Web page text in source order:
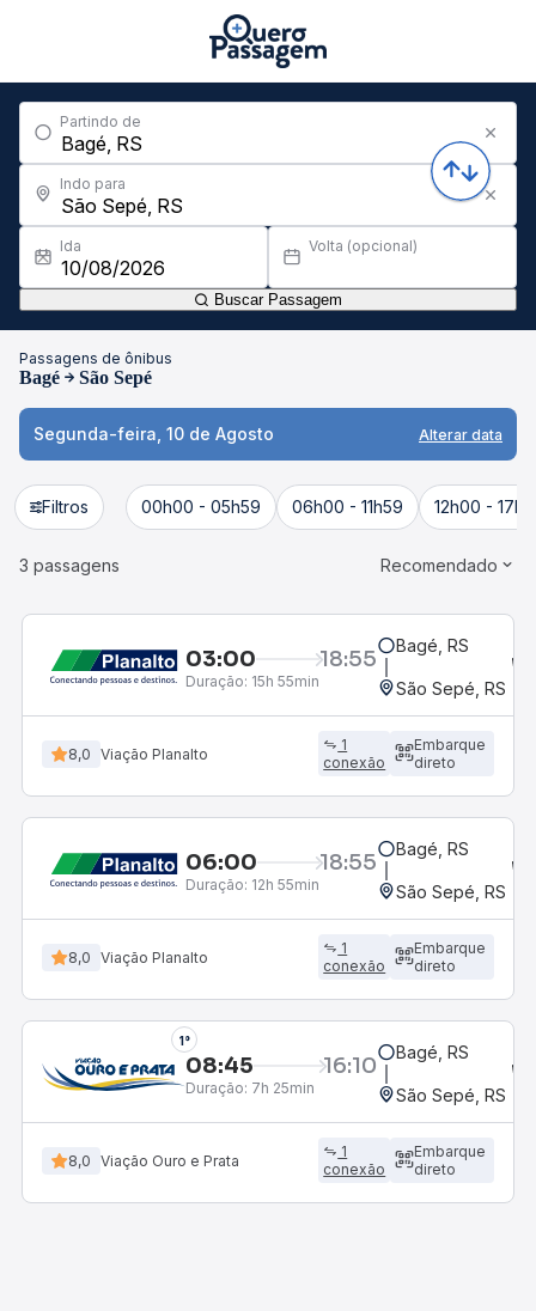
Partindo de
Indo para
Ida Volta (opcional)
Buscar Passagem
Passagens de ônibus
Bagé São Sepé
Segunda-feira, 10 de Agosto Alterar data
Filtros 00h00 - 05h59 06h00 - 11h59 12h00 -
3 passagens Recomendado
03:00 18:55
Duração: 15h 55min
Bagé, RS
São Sepé, RS
8,0 Viação Planalto
1
conexão
Embarque
direto
06:00 18:55
Duração: 12h 55min
Bagé, RS
São Sepé, RS
8,0 Viação Planalto
1
conexão
Embarque
direto
1°
08:45 16:10
Duração: 7h 25min
Bagé, RS
São Sepé, RS
8,0 Viação Ouro e Prata
1
conexão
Embarque
direto